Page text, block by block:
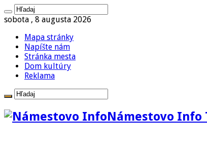
sobota , 8 augusta 2026
Mapa stránky
Napíšte nám
Stránka mesta
Dom kultúry
Reklama
Námestovo Info